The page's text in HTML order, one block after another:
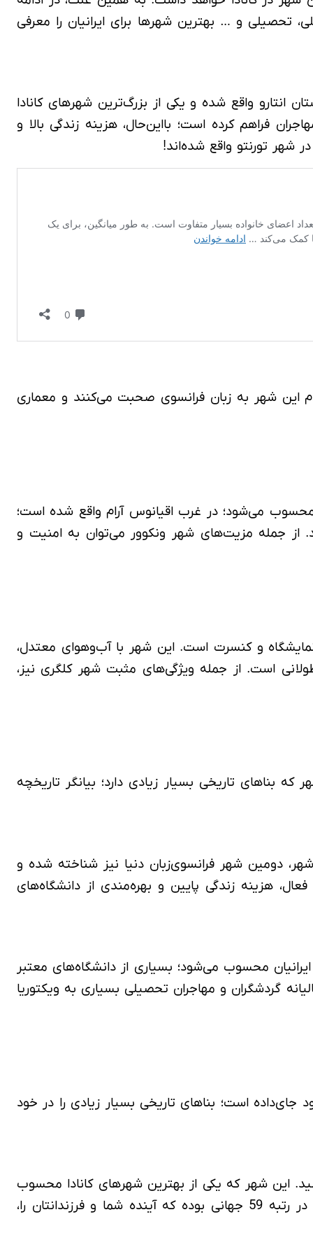
شغلی، تحصیلی و … بهترین شهرها برای ایرانیان را معرفی
انتارو واقع شده و یکی از بزرگ‌ترین شهرهای کانادا
را برای مهاجران فراهم کرده است؛ بااین‌حال، هزینه زندگی بالا و
شهر تورنتو واقع شده‌اند!
این شهر به زبان فرانسوی صحبت می‌کنند و معماری
محسوب می‌شود؛ در غرب اقیانوس آرام واقع شده است؛
از جمله مزیت‌های شهر ونکوور می‌توان به امنیت و
و کنسرت است. این شهر با آب‌وهوای معتدل،
بسیار سرد و طولانی است. از جمله ویژگی‌های مثبت شهر کلگری نیز،
بناهای تاریخی بسیار زیادی دارد؛ بیانگر تاریخچه
دومین شهر فرانسوی‌زبان دنیا نیز شناخته شده و
هزینه زندگی پایین و بهره‌مندی از دانشگاه‌های
برای ایرانیان محسوب می‌شود؛ بسیاری از دانشگاه‌های معتبر
گردشگران و مهاجران تحصیلی بسیاری به ویکتوریا
است؛ بناهای تاریخی بسیار زیادی را در خود
این شهر که یکی از بهترین شهرهای کانادا محسوب
می‌شود؛ از نظر فرصت‌های شغلی و هزینه‌های زندگی، شرایط بسیار مناسبی دارد. همچنین، دانشگاه‌های ادمنتون در رتبه 59 جهانی بوده که آینده شما و فرزندانتان را،